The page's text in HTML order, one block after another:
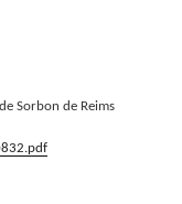
Sorbon de Reims